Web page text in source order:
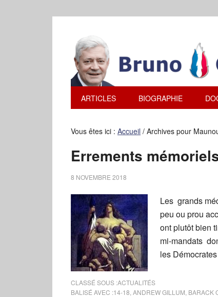
ARTICLES BIOGRAPHIE
Vous êtes ici : Accueil / Archives pour
Errements
8 NOVEMBRE 2018
Les grands
peu ou prou
ont plutôt bien
mi-mandats
les
CLASSÉ SOUS :ACTUALITÉS
BALISÉ AVEC :14-18 ANDREW GILLUM BARACK